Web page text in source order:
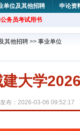
单位及其他招聘 申论资
务员考试用书
其他招聘 >> 事业单位
建大学
发布：2026-03-06 09:52:17